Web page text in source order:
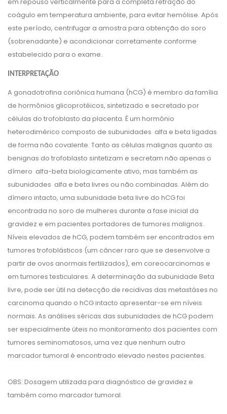
coágulo em temperatura ambiente, para evitar hemólise. Após
este período, centrifugar a amostra para obtenção do soro
(sobrenadante) e acondicionar corretamente conforme
estabelecido para o exame.
INTERPRETAÇÃO
A gonadotrofina coriônica humana (hCG) é membro da família
de hormônios glicoprotéicos, sintetizado e secretado por
células do trofoblasto da placenta. É um hormônio
heterodimérico composto de subunidades alfa e beta ligadas
de forma não covalente. Tanto as células malignas quanto as
benignas do trofoblasto sintetizam e secretam não apenas o
dímero alfa-beta biologicamente ativo, mas também as
subunidades alfa e beta livres ou não combinadas. Além do
dímero intacto, uma subunidade beta livre do hCG foi
encontrada no soro de mulheres durante a fase inicial da
gravidez e em pacientes portadores de tumores malignos.
Níveis elevados de hCG, podem também ser encontrados em
tumores trofoblásticos (um câncer raro que se desenvolve a
partir de ovos anormais fertilizados), em coreocarcinomas e
em tumores testiculares. A determinação da subunidade Beta
livre, pode ser útil na detecção de recidivas das metastáses no
carcinoma quando o hCG intacto apresentar-se em níveis
normais. As análises séricas das subunidades de hCG podem
ser especialmente úteis no monitoramento dos pacientes com
tumores seminomatosos, uma vez que nenhum outro
marcador tumoral é encontrado elevado nestes pacientes.
OBS: Dosagem utilizada para diagnóstico de gravidez e
também como marcador tumoral.